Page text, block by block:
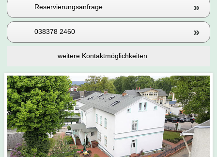
Reservierungsanfrage »
038378 2460 »
weitere Kontaktmöglichkeiten